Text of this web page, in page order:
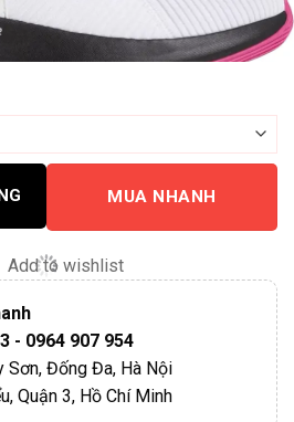
MUA NHANH
Add to wishlist
- 0964 907 954
Sơn, Đống Đa, Hà Nội
Quận 3, Hồ Chí Minh